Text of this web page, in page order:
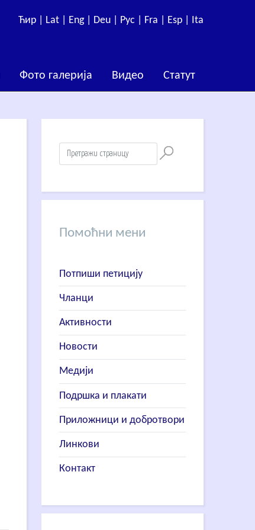
Ћир | Lat | Eng | Deu | Рус | Fra | Esp | Ita
Фото галерија Видео Статут
Помоћни мени
Потпиши петицију
Чланци
Активности
Новости
Медији
Подршка и плакати
Приложници и добротвори
Линкови
Контакт